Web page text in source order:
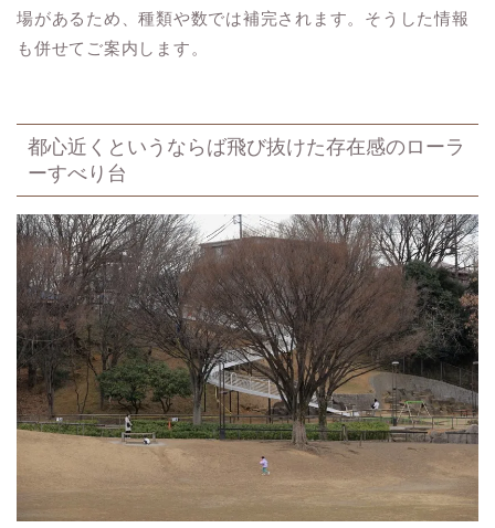
場があるため、種類や数では補完されます。そうした情報
も併せてご案内します。
都心近くというならば飛び抜けた存在感のローラ
ーすべり台